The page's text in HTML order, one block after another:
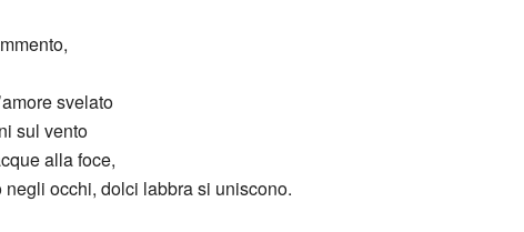
svelato
sul vento
alla foce,
occhi, dolci labbra si uniscono.